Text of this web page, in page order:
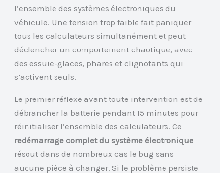
l’ensemble des systèmes électroniques du
véhicule. Une tension trop faible fait paniquer
tous les calculateurs simultanément et peut
déclencher un comportement chaotique, avec
des essuie-glaces, phares et clignotants qui
s’activent seuls.
Le premier réflexe avant toute intervention est de
débrancher la batterie pendant 15 minutes pour
réinitialiser l’ensemble des calculateurs. Ce
redémarrage complet du système électronique
résout dans de nombreux cas le bug sans
aucune pièce à changer. Si le problème persiste